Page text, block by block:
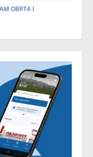
OBRTA I